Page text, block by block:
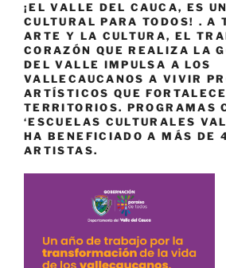
¡EL VALLE DEL CAUCA, ES
CULTURAL PARA TODOS! . A
ARTE Y LA CULTURA, EL
CORAZÓN QUE REALIZA LA
DEL VALLE IMPULSA A LOS
VALLECAUCANOS A VIVIR
ARTÍSTICOS QUE
TERRITORIOS. PROGRAMAS
‘ESCUELAS CULTURALES
HA BENEFICIADO A MÁS DE
ARTISTAS.